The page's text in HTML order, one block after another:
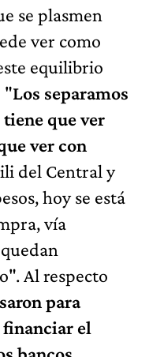
se plasmen
ver como
equilibrio
"Los separamos
que ver
ver con
del Central y
hoy se está
vía
Al respecto
para
financiar el